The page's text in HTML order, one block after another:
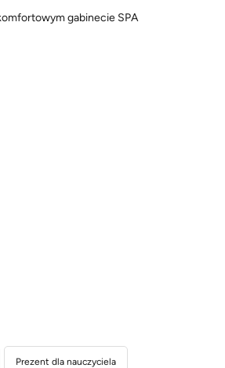
gabinecie SPA
Prezent dla nauczyciela